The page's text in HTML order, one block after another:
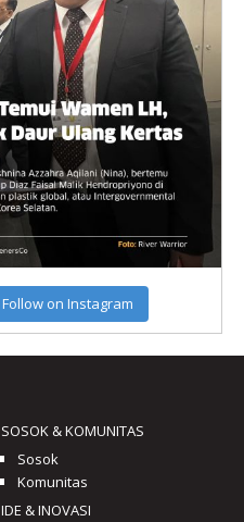
Follow on Instagram
SOSOK & KOMUNITAS
Sosok
Komunitas
IDE & INOVASI